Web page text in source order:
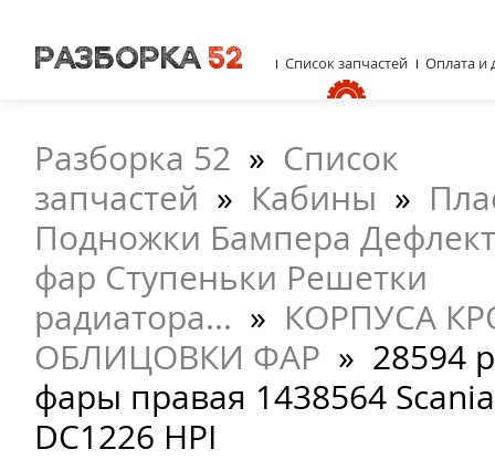
Разборка 52 » Список
запчастей » Кабины »
Подножки Бампера
фар Ступеньки Решетки
радиатора... » КОРПУСА
ОБЛИЦОВКИ ФАР » 28594
фары правая 1438564
DC1226 HPI
Список запчастей Оплата и